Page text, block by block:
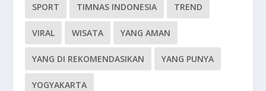
SPORT TIMNAS INDONESIA TREND
VIRAL WISATA YANG AMAN
YANG DI REKOMENDASIKAN YANG PUNYA
YOGYAKARTA